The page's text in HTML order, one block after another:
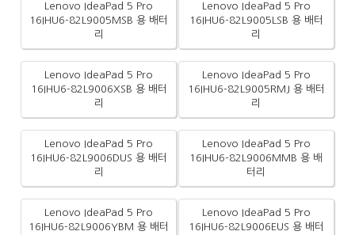
Lenovo IdeaPad 5 Pro
16IHU6-82L9005MSB 용 배터
리
Lenovo IdeaPad 5 Pro
16IHU6-82L9005LSB 용 배터
리
Lenovo IdeaPad 5 Pro
16IHU6-82L9006XSB 용 배터
리
Lenovo IdeaPad 5 Pro
16IHU6-82L9005RMJ 용 배터
리
Lenovo IdeaPad 5 Pro
16IHU6-82L9006DUS 용 배터
리
Lenovo IdeaPad 5 Pro
16IHU6-82L9006MMB 용 배
터리
Lenovo IdeaPad 5 Pro
16IHU6-82L9006YBM 용 배터
Lenovo IdeaPad 5 Pro
16IHU6-82L9006EUS 용 배터